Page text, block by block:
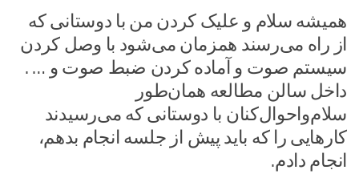
همیشه سلام و علیک کردن من با دوستانی که
از راه می‌رسند همزمان می‌شود با وصل کردن
سیستم صوت و آماده کردن ضبط صوت و … .
داخل سالن مطالعه همان‌طور
سلام‌واحوال‌کنان با دوستانی که می‌رسیدند
کارهایی را که باید پیش از جلسه انجام بدهم،
انجام دادم.